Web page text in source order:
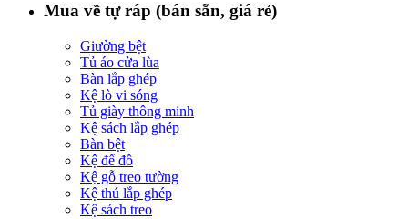
Mua về tự ráp (bán sẵn, giá rẻ)
Giường bệt
Tủ áo cửa lùa
Bàn lắp ghép
Kệ lò vi sóng
Tủ giày thông minh
Kệ sách lắp ghép
Bàn bệt
Kệ để đồ
Kệ gỗ treo tường
Kệ thú lắp ghép
Kệ sách treo